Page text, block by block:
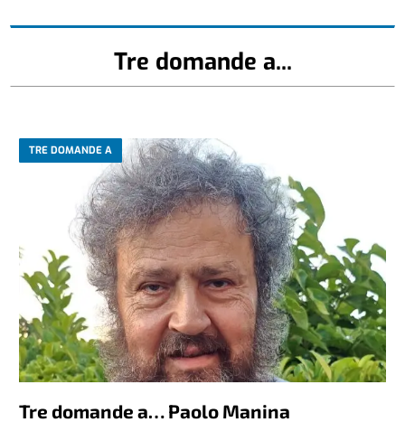
Tre domande a...
TRE DOMANDE A
Tre domande a… Paolo Manina